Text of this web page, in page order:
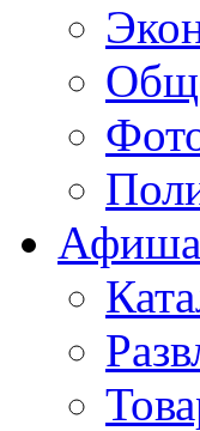
Афиша